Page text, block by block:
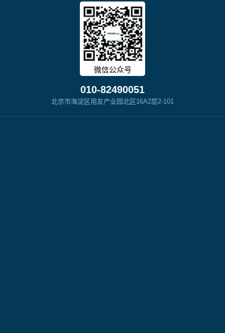
微信公众号
010-82490051
北京市海淀区用友产业园北区16A2层2-101